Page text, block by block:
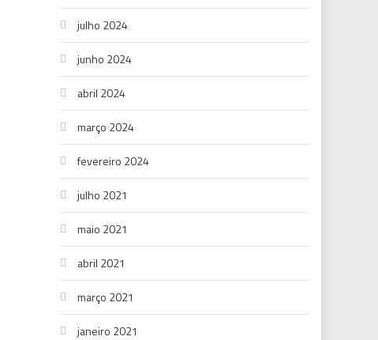
julho 2024
junho 2024
abril 2024
março 2024
fevereiro 2024
julho 2021
maio 2021
abril 2021
março 2021
janeiro 2021